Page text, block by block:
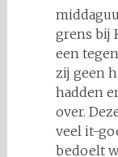
grens bij
een
zij geen
hadden
over.
veel it-
bedoelt